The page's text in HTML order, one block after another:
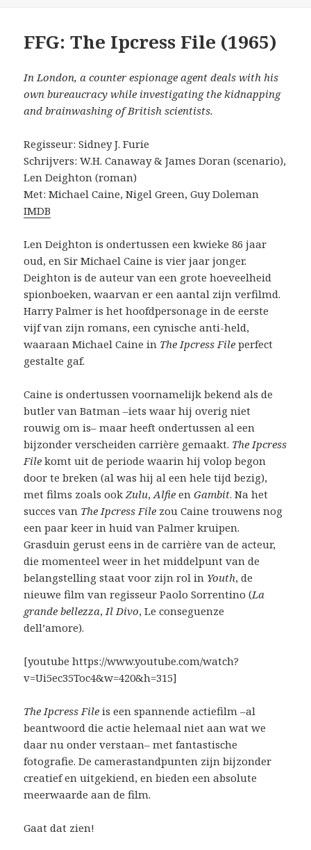
FFG: The Ipcress File (1965)
In London, a counter espionage agent deals with his
own bureaucracy while investigating the kidnapping
and brainwashing of British scientists.
Regisseur: Sidney J. Furie
Schrijvers: W.H. Canaway & James Doran (scenario),
Len Deighton (roman)
Met: Michael Caine, Nigel Green, Guy Doleman
IMDB
Len Deighton is ondertussen een kwieke 86 jaar
oud, en Sir Michael Caine is vier jaar jonger.
Deighton is de auteur van een grote hoeveelheid
spionboeken, waarvan er een aantal zijn verfilmd.
Harry Palmer is het hoofdpersonage in de eerste
vijf van zijn romans, een cynische anti-held,
waaraan Michael Caine in The Ipcress File perfect
gestalte gaf.
Caine is ondertussen voornamelijk bekend als de
butler van Batman –iets waar hij overig niet
rouwig om is– maar heeft ondertussen al een
bijzonder verscheiden carrière gemaakt. The Ipcress
File komt uit de periode waarin hij volop begon
door te breken (al was hij al een hele tijd bezig),
met films zoals ookZulu,Alfie enGambit. Na het
succes van The Ipcress File zou Caine trouwens nog
een paar keer in huid van Palmer kruipen.
Grasduin gerust eens in de carrière van de acteur,
die momenteel weer in het middelpunt van de
belangstelling staat voor zijn rol in Youth, de
nieuwe film van regisseur Paolo Sorrentino (La
grande bellezza, Il Divo, Le conseguenze
dell’amore).
[youtube https://www.youtube.com/watch?
v=Ui5ec35Toc4&w=420&h=315]
The Ipcress File is een spannende actiefilm –al
beantwoord die actie helemaal niet aan wat we
daar nu onder verstaan– met fantastische
fotografie. De camerastandpunten zijn bijzonder
creatief en uitgekiend, en bieden een absolute
meerwaarde aan de film.
Gaat dat zien!